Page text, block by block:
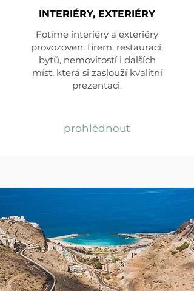
INTERIÉRY, EXTERIÉRY
Fotíme interiéry a exteriéry
provozoven, firem, restaurací,
bytů, nemovitostí i dalších
míst, která si zaslouží kvalitní
prezentaci.
prohlédnout